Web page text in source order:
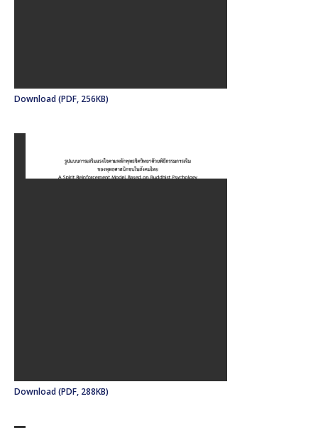
Download (PDF, 256KB)
Download (PDF, 288KB)